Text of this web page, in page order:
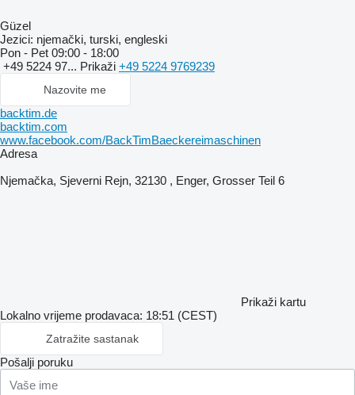
Güzel
Jezici: njemački, turski, engleski
Pon - Pet 09:00 - 18:00
+49 5224 97... Prikaži +49 5224 9769239
Nazovite me
backtim.de
backtim.com
www.facebook.com/BackTimBaeckereimaschinen
Adresa
Njemačka, Sjeverni Rejn, 32130 , Enger, Grosser Teil 6
Prikaži kartu
Lokalno vrijeme prodavaca: 18:51 (CEST)
Zatražite sastanak
Pošalji poruku